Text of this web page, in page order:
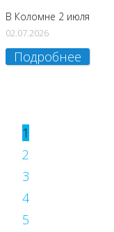
В Коломне 2 июля
02.07.2026
Подробнее
1
2
3
4
5